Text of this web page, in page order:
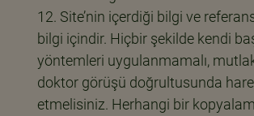
Site’nin içerdiği bilgi ve
bilgi içindir. Hiçbir şekilde kendi
yöntemleri uygulanmamalı,
doktor görüşü doğrultusunda
etmelisiniz. Herhangi bir